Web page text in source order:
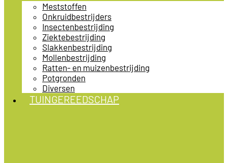
Meststoffen
Onkruidbestrijders
Insectenbestrijding
Ziektebestrijding
Slakkenbestrijding
Mollenbestrijding
Ratten- en muizenbestrijding
Potgronden
Diversen
TUINGEREEDSCHAP